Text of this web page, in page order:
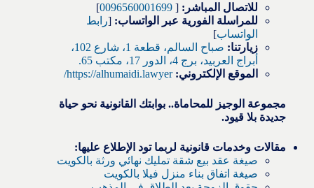
للاتصال المباشر: [
0096560001699
]
للمراسلة الفورية عبر الواتساب: [رابط
الواتساب]
زيارتنا:
صباح السالم، قطعة 1، شارع 102،
أبراج العربيد، برج 4، الدور 17، مكتب 65.
الموقع الإلكتروني: https://alhumaidi.lawyer/
مجموعة الوجيز للمحاماة.. بوابتك القانونية نحو حياة
جديدة بلا قيود.
مقالات وخدمات قانونية لربما تود الإطلاع عليها:
صيغة عقد بيع شقة تمليك نهائي ورثة بالكويت
صيغة اتفاق بناء منزل فيلا بالكويت